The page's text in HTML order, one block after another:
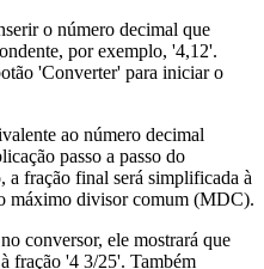
o número decimal que
por exemplo, '4,12'.
'Converter' para iniciar o
ao número decimal
passo a passo do
a fração final será simplificada à
máximo divisor comum (MDC).
conversor, ele mostrará que
fração '4 3/25'. Também